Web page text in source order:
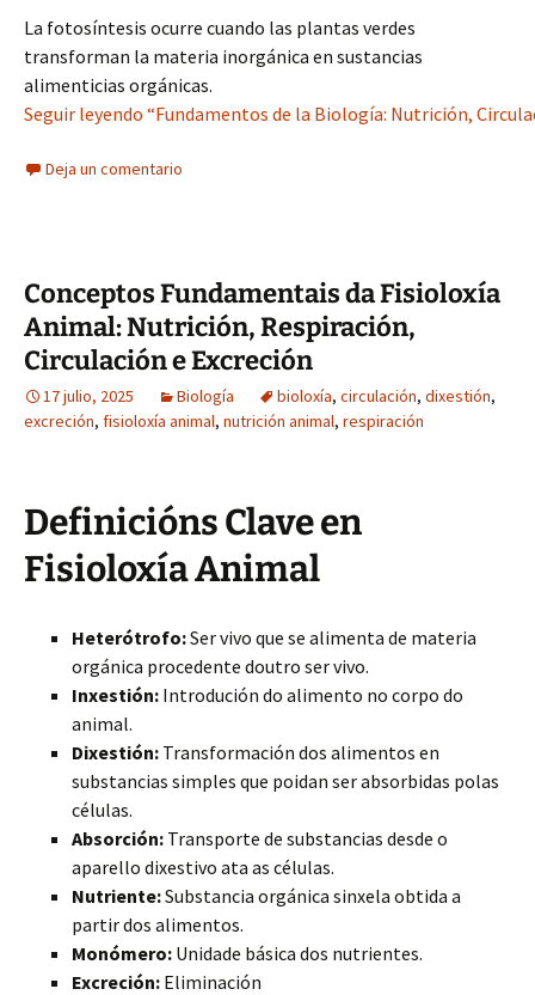
La fotosíntesis ocurre cuando las plantas verdes
transforman la materia inorgánica en sustancias
alimenticias orgánicas.
Seguir leyendo “Fundamentos de la Biología: Nutrición,
Deja un comentario
Conceptos Fundamentais da Fisioloxía
Animal: Nutrición, Respiración,
Circulación e Excreción
17 julio, 2025 Biología bioloxía, circulación, dixestión,
excreción, fisioloxía animal, nutrición animal, respiración
Definicións Clave en
Fisioloxía Animal
Heterótrofo:Ser vivo que se alimenta de materia
orgánica procedente doutro ser vivo.
Inxestión: Introdución do alimento no corpo do
animal.
Dixestión: Transformación dos alimentos en
substancias simples que poidan ser absorbidas polas
células.
Absorción: Transporte de substancias desde o
aparello dixestivo ata as células.
Nutriente:Substancia orgánica sinxela obtida a
partir dos alimentos.
Monómero: Unidade básica dos nutrientes.
Excreción: Eliminación